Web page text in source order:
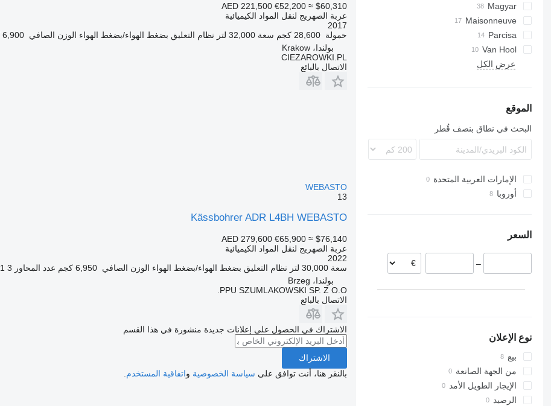
GSA
O-3
Magyar
S-series
SR
Maisonneuve
Parcisa
TS
Van Hool
ADR
عرض الكل
الموقع
البحث في نطاق بنصف قُطر
الإمارات العربية المتحدة
أوروبا
المجر
السعر
–
نوع الإعلان
بيع
من الجهة الصانعة
الإيجار الطويل الأمد
الرصيد
AED 221,500 €52,200 ≈ $60,310
عربة الصهريج لنقل المواد الكيميائية
2017
حمولة 28,600 كجم سعة 32,000 لتر نظام التعليق بضغط الهواء/بضغط الهواء الوزن الصافي 6,900 كجم
بولندا، Krakow
CIEZAROWKI.PL
الاتصال بالبائع
WEBASTO
13
Kässbohrer ADR L4BH WEBASTO
AED 279,600 €65,900 ≈ $76,140
عربة الصهريج لنقل المواد الكيميائية
2022
سعة 30,000 لتر نظام التعليق بضغط الهواء/بضغط الهواء الوزن الصافي 6,950 كجم عدد المحاور 3 1 مقصورة
بولندا، Brzeg
PPU SZUMLAKOWSKI SP. Z O.O.
الاتصال بالبائع
الاشتراك في الحصول على إعلانات جديدة منشورة في هذا القسم
الاشتراك
بالنقر هنا، أنت توافق على سياسة الخصوصية واتفاقية المستخدم